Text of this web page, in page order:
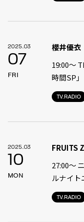
2025.03
07
FRI
TV.RADIO
櫻井優衣
19:00〜
時間SP」
2025.03
10
MON
TV.RADIO
FRUITS
27:00〜
ルナイト